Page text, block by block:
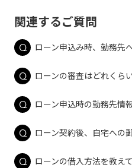
関連するご質問
ローン申込み時、勤務先
ローンの審査はどれくら
ローン申込時の勤務先情
ローン契約後、自宅への
ローンの借入方法を教え